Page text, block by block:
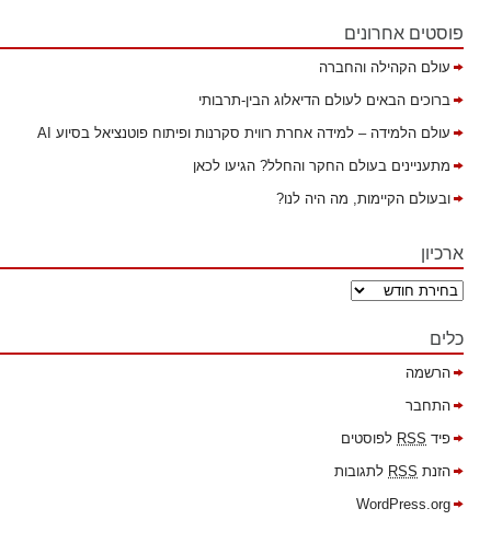
פוסטים אחרונים
עולם הקהילה והחברה
ברוכים הבאים לעולם הדיאלוג הבין-תרבותי
עולם הלמידה – למידה אחרת רווית סקרנות ופיתוח פוטנציאל בסיוע AI
מתעניינים בעולם החקר והחלל? הגיעו לכאן
ובעולם הקיימות, מה היה לנו?
ארכיון
כלים
הרשמה
התחבר
פידRSSלפוסטים
הזנתRSSלתגובות
WordPress.org